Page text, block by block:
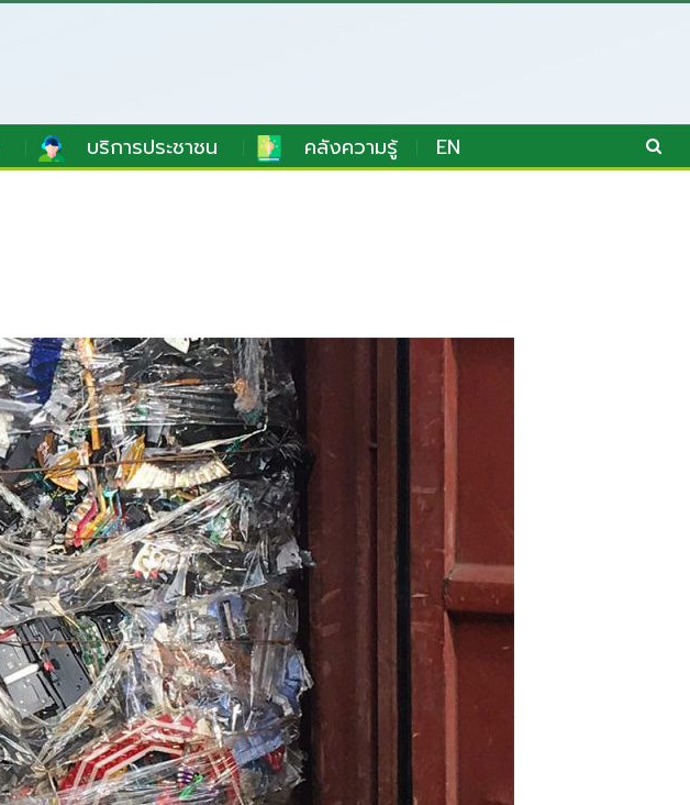
บริการประชาชน คลังความรู้ EN